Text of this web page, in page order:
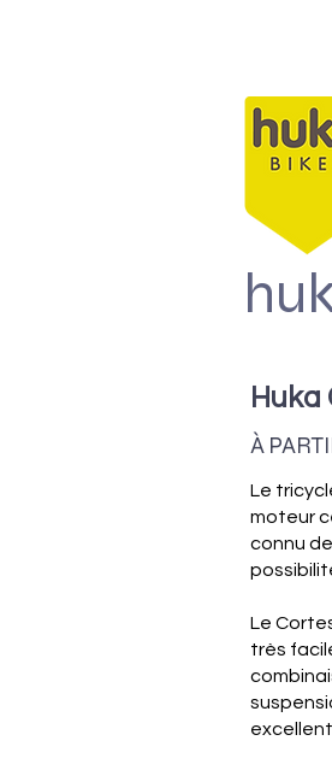
Huka
À
Le
moteur
connu
Le
très